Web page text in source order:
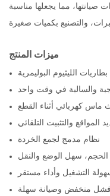
صيانتها، مما يجعلها مناسبة
ميزات المنتج
الليثيوم البوليمرية
والسالبة في وقت واحد
كهربائي أثناء القطع
المواقع والتثبيت التلقائي
نظام مدمج لجمع الخردة
سهل الوضع والنقل
التشغيل وأداء مستقر
منخفض وصيانة سهلة